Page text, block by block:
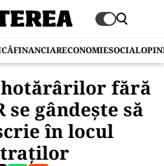
FINANCIARECONOMIESOCIAL
fără
gândește să
în locul